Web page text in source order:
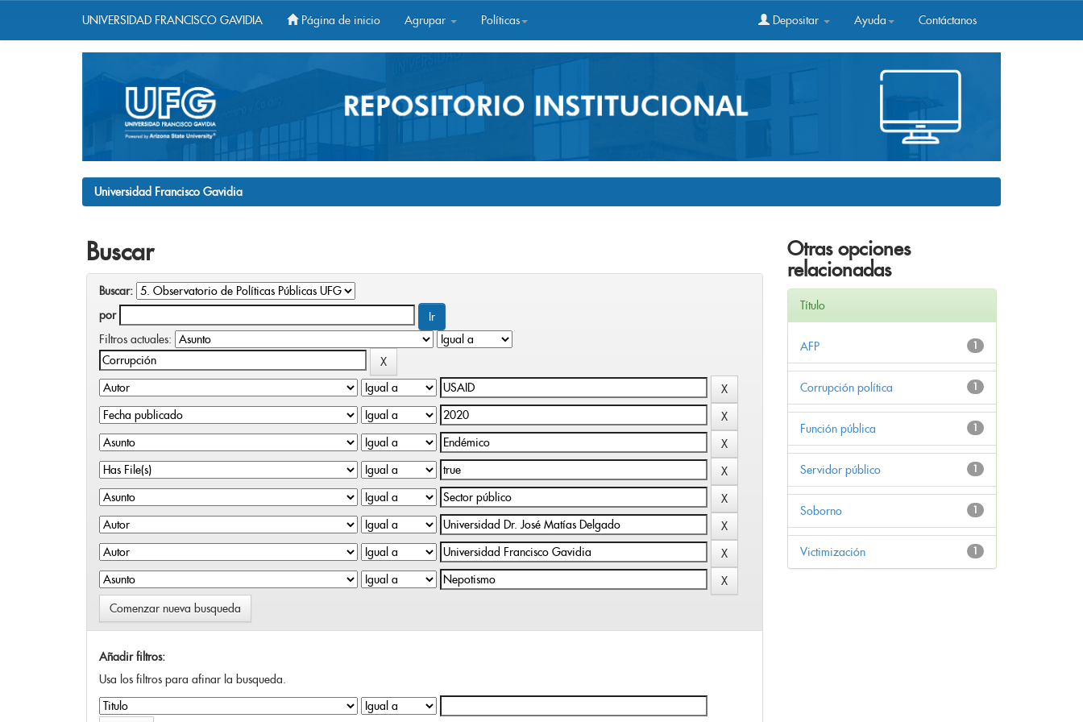
UNIVERSIDAD FRANCISCO GAVIDIA Página de inicio Agrupar Políticas Depositar Ayuda Contáctanos
Universidad Francisco Gavidia
Buscar
Buscar:
por
Filtros actuales:
Comenzar nueva busqueda
Añadir filtros:
Usa los filtros para afinar la busqueda.
Otras opciones
relacionadas
Título
1
AFP
1
Corrupción política
1
Función pública
1
Servidor público
1
Soborno
1
Victimización